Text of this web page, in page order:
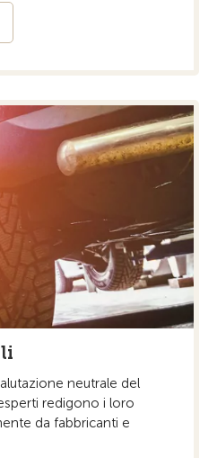
neutrale del
redigono i loro
da fabbricanti e